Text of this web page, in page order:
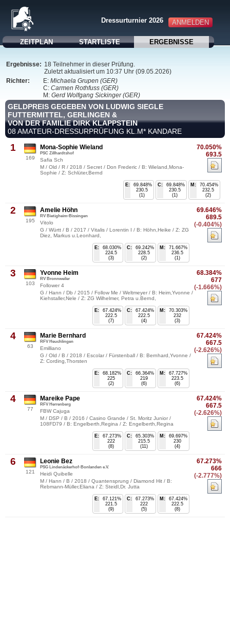
ANMELDEN
Dressurturnier 2026
ZEITPLAN STARTLISTE ERGEBNISSE
Ergebnisse: 18 Teilnehmer in dieser Prüfung.
Zuletzt aktualisiert um 10:37 Uhr (09.05.2026)
Richter:
E: Michaela Grupen (GER)
C: Carmen Rothfuss (GER)
M: Gerd Wolfgang Sickinger (GER)
GELDPREIS GEGEBEN VON LUDWIG SIEGLE
FUTTERMITTEL, GERLINGEN &
VON DER FAMILIE DIRK KLAPPSTEIN
08 AMATEUR-DRESSURPRÜFUNG KL.M* KANDARE
1
169
70.050%
693.5
Mona-Sophie Wieland
PSC Zillhardtshof
Safia Sch
M / Old / R / 2018 / Secret / Don Frederic / B: Wieland,Mona-
Sophie / Z: Schlüter,Bernd
M:
70.454%
232.5
(2)
C:
69.848%
230.5
(1)
E:
69.848%
230.5
(1)
2
195
69.646%
689.5
(-0.404%)
Amelie Höhn
RV Bietigheim-Bissingen
Vitolo
G / Württ / B / 2017 / Vitalis / Lorentin I / B: Höhn,Heike / Z: ZG
Diez, Markus u.Leonhard,
M:
71.667%
236.5
(1)
C:
69.242%
228.5
(2)
E:
68.030%
224.5
(3)
3
103
68.384%
677
(-1.666%)
Yvonne Heim
RV Bronnweiler
Follower 4
G / Hann / Db / 2015 / Follow Me / Weltmeyer / B: Heim,Yvonne /
Kiehstaller,Nele / Z: ZG Wilhelmer, Petra u.Bernd,
M:
70.303%
232
(3)
C:
67.424%
222.5
(4)
E:
67.424%
222.5
(7)
4
63
67.424%
667.5
(-2.626%)
Marie Bernhard
RFV Heuchlingen
Emilliano
G / Old / B / 2018 / Escolar / Fürstenball / B: Bernhard,Yvonne /
Z: Cording,Thorsten
M:
67.727%
223.5
(6)
C:
66.364%
219
(6)
E:
68.182%
225
(2)
4
77
67.424%
667.5
(-2.626%)
Mareike Pape
RFV Herrenberg
FBW Cajuga
M / DSP / B / 2016 / Casino Grande / St. Moritz Junior /
108FD79 / B: Engelberth,Regina / Z: Engelberth,Regina
M:
69.697%
230
(4)
C:
65.303%
215.5
(11)
E:
67.273%
222
(8)
6
121
67.273%
666
(-2.777%)
Leonie Bez
PSG Lindenäckerhof-Bonlanden e.V.
Heidi Quibelle
M / Hann / B / 2018 / Quantensprung / Diamond Hit / B:
Rebmann-Müller,Eliana / Z: Steidl,Dr. Jutta
M:
67.424%
222.5
(8)
C:
67.273%
222
(5)
E:
67.121%
221.5
(9)